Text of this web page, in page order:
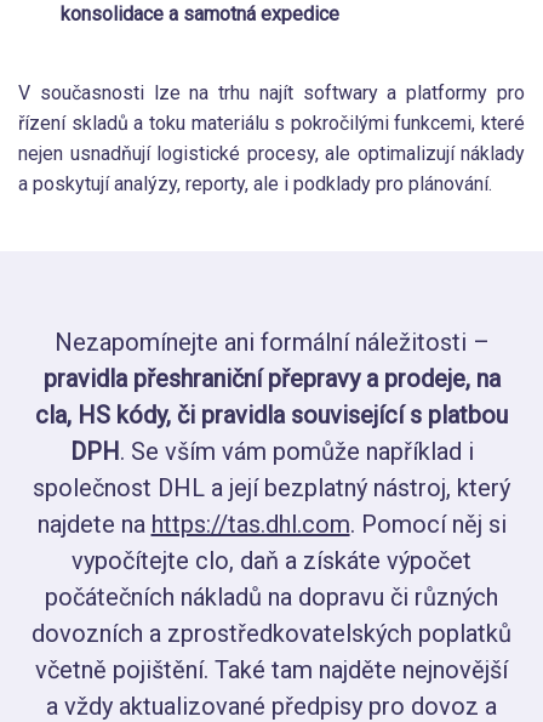
konsolidace a samotná expedice
V současnosti lze na trhu najít softwary a platformy pro
řízení skladů a toku materiálu s pokročilými funkcemi, které
nejen usnadňují logistické procesy, ale optimalizují náklady
a poskytují analýzy, reporty, ale i podklady pro plánování.
Nezapomínejte ani formální náležitosti –
pravidla přeshraniční přepravy a prodeje, na
cla, HS kódy, či pravidla související s platbou
DPH. Se vším vám pomůže například i
společnost DHL a její bezplatný nástroj, který
najdete na https://tas.dhl.com. Pomocí něj si
vypočítejte clo, daň a získáte výpočet
počátečních nákladů na dopravu či různých
dovozních a zprostředkovatelských poplatků
včetně pojištění. Také tam najděte nejnovější
a vždy aktualizované předpisy pro dovoz a